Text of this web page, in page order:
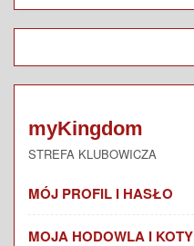
myKingdom
STREFA KLUBOWICZA
MÓJ PROFIL I HASŁO
MOJA HODOWLA I KOTY